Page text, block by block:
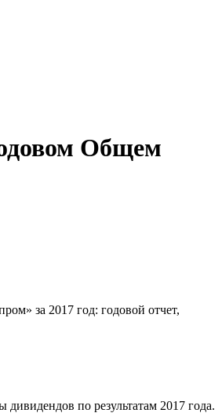
Общем
за 2017 год: годовой отчет,
по результатам 2017 года.